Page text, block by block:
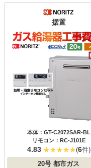
据置
本体：GT-C2072SAR-BL
リモコン：RC-J101E
4.83 (6件)
20号 都市ガス